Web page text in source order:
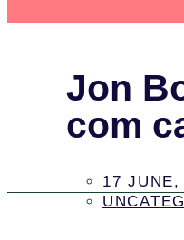
Jon
com
17 JUNE,